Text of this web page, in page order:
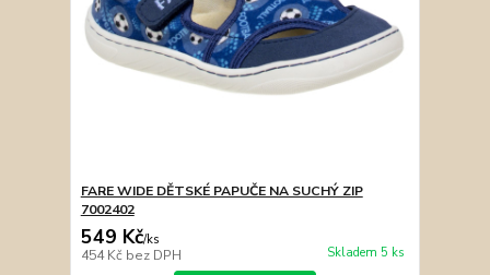
FARE WIDE DĚTSKÉ PAPUČE NA SUCHÝ ZIP
7002402
549 Kč/ks
454 Kč bez DPH Skladem 5 ks